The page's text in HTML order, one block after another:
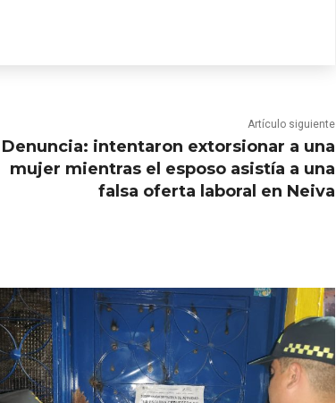
Artículo siguiente
Denuncia: intentaron extorsionar a una
mujer mientras el esposo asistía a una
falsa oferta laboral en Neiva